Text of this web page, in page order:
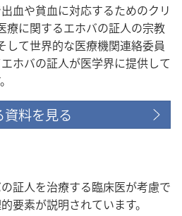
血や貧血に対応するためのクリ
療に関するエホバの証人の宗教
して世界的な医療機関連絡委員
ホバの証人が医学界に提供して
料を見る
証人を治療する臨床医が考慮で
要素が説明されています。